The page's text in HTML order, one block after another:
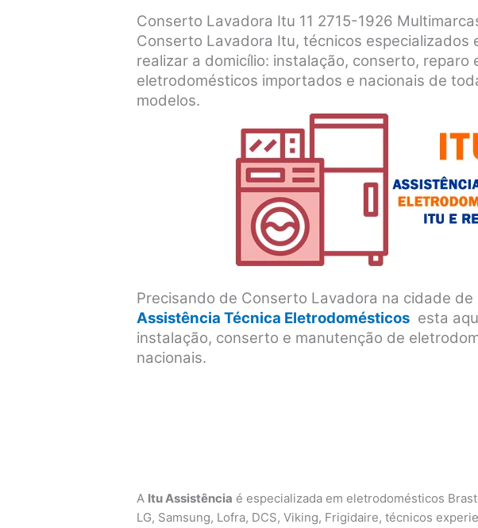
Conserto Lavadora Itu 11 2715-1926
Conserto Lavadora Itu, técnicos especializados
realizar a domicílio: instalação, conserto, reparo
eletrodomésticos importados e nacionais de
modelos.
Precisando de Conserto Lavadora na cidade de
Assistência Técnica Eletrodomésticos esta
instalação, conserto e manutenção de
nacionais.
A Itu Assistência é especializada em eletrodomésticos
LG, Samsung, Lofra, DCS, Viking, Frigidaire, técnicos